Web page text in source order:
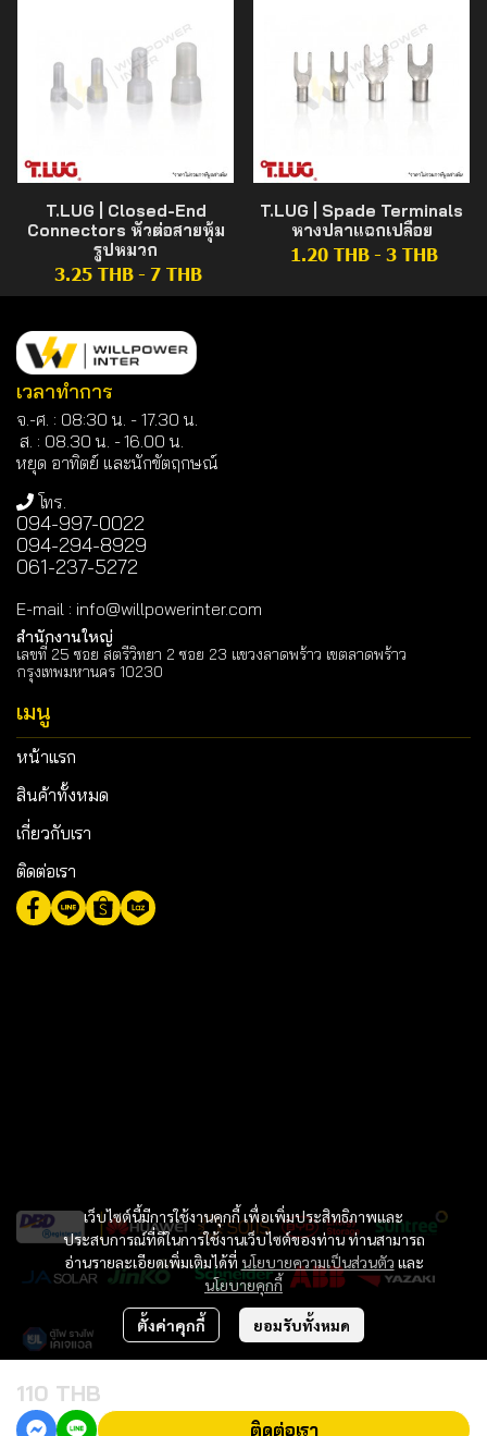
T.LUG | Closed-End
Connectors หัวต่อสายหุ้ม
รูปหมวก
3.25 THB - 7 THB
T.LUG | Spade Terminals
หางปลาแฉกเปลือย
1.20 THB - 3 THB
110 THB
ติดต่อเรา
เว็บไซต์นี้มีการใช้งานคุกกี้ เพื่อเพิ่มประสิทธิภาพและ
ประสบการณ์ที่ดีในการใช้งานเว็บไซต์ของท่าน ท่านสามารถ
อ่านรายละเอียดเพิ่มเติมได้ที่ นโยบายความเป็นส่วนตัว และ
นโยบายคุกกี้
ตั้งค่าคุกกี้ ยอมรับทั้งหมด
เวลาทำการ
จ.-ศ. : 08:30 น. - 17.30 น.
ส. : 08.30 น. -16.00 น.
หยุด อาทิตย์ และนักขัตฤกษณ์
โทร.
094-997-0022
094-294-8929
061-237-5272
E-mail : info@willpowerinter.com
สำนักงานใหญ่
เลขที่ 25 ซอย สตรีวิทยา 2 ซอย 23 แขวงลาดพร้าว เขตลาดพร้าว
กรุงเทพมหานคร 10230
เมนู
หน้าแรก
สินค้าทั้งหมด
เกี่ยวกับเรา
ติดต่อเรา
Copyright 2023 | All Rights Reserved | Willpower inter Co..LTD